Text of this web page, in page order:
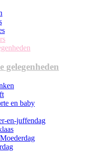
gelegenheden
en baby
en-juffendag